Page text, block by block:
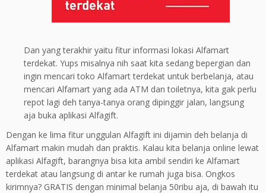
Dan yang terakhir yaitu fitur informasi lokasi Alfamart
terdekat. Yups misalnya nih saat kita sedang bepergian dan
ingin mencari toko Alfamart terdekat untuk berbelanja, atau
mencari Alfamart yang ada ATM dan toiletnya, kita gak perlu
repot lagi deh tanya-tanya orang dipinggir jalan, langsung
aja buka aplikasi Alfagift.
Dengan ke lima fitur unggulan Alfagift ini dijamin deh belanja di
Alfamart makin mudah dan praktis. Kalau kita belanja online lewat
aplikasi Alfagift, barangnya bisa kita ambil sendiri ke Alfamart
terdekat atau langsung di antar ke rumah juga bisa. Ongkos
kirimnya? GRATIS dengan minimal belanja 50ribu aja, di bawah itu